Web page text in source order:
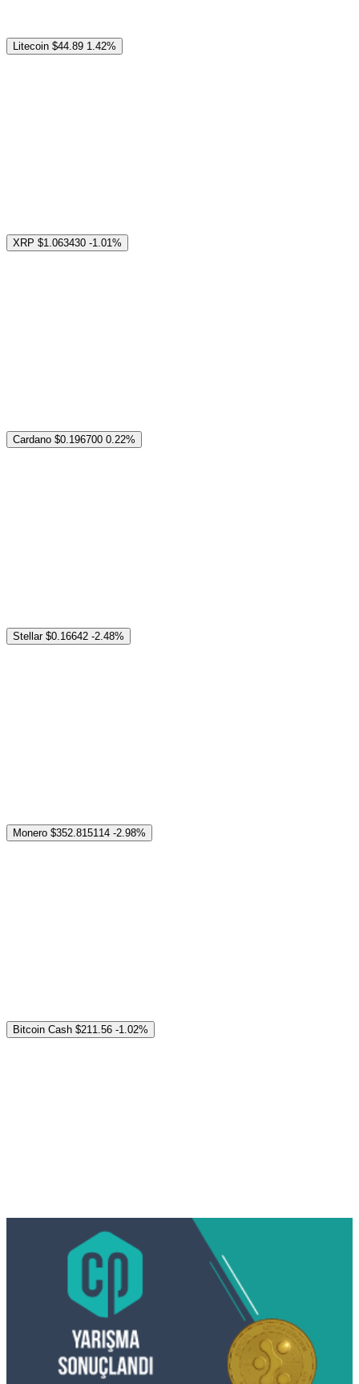
Litecoin $44.89 1.42%
XRP $1.063430 -1.01%
Cardano $0.196700 0.22%
Stellar $0.16642 -2.48%
Monero $352.815114 -2.98%
Bitcoin Cash $211.56 -1.02%